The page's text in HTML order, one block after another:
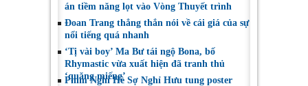
án tiềm năng lọt vào Vòng Thuyết trình
Đoan Trang thẳng thắn nói về cái giá của sự
nổi tiếng quá nhanh
‘Tị vài boy’ Ma Bư tái ngộ Bona, bố
Rhymastic vừa xuất hiện đã tranh thủ
‘quăng miếng’
Phim Nghỉ Hè Sợ Nghỉ Hưu tung poster